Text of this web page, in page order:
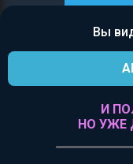
Вы
И
НО УЖЕ